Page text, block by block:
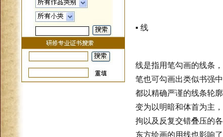
▪ 线
线是指用笔勾画的线条
笔也可勾画出类似书强
都以精确严谨的线条轮
变为以明暗和体首为主
拘以及反复交错叠压的
东方绘画的用线也影响